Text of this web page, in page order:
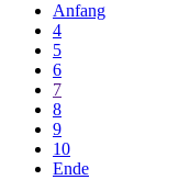
Anfang
4
5
6
7
8
9
10
Ende